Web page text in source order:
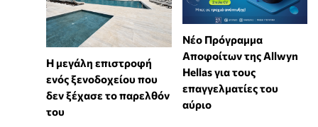
Η μεγάλη επιστροφή
ενός ξενοδοχείου που
δεν ξέχασε το παρελθόν
του
Νέο Πρόγραμμα
Αποφοίτων της Allwyn
Hellas για τους
επαγγελματίες του
αύριο